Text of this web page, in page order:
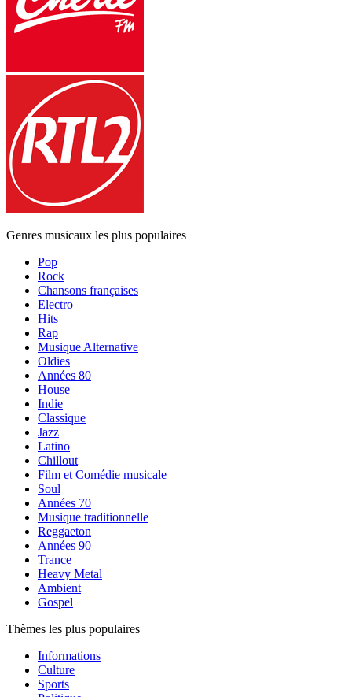
Genres musicaux les plus populaires
Pop
Rock
Chansons françaises
Electro
Hits
Rap
Musique Alternative
Oldies
Années 80
House
Indie
Classique
Jazz
Latino
Chillout
Film et Comédie musicale
Soul
Années 70
Musique traditionnelle
Reggaeton
Années 90
Trance
Heavy Metal
Ambient
Gospel
Thèmes les plus populaires
Informations
Culture
Sports